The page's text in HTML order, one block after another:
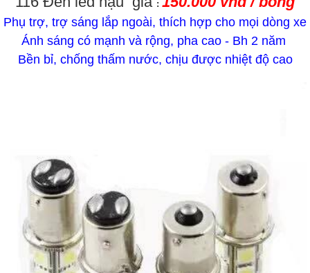
:
Phụ trợ, trợ sáng lắp ngoài, thích hợp cho mọi dòng xe
Ánh sáng có mạnh và rộng, pha cao - Bh 2 năm
Bền bỉ, chống thấm nước, chịu được nhiệt độ cao